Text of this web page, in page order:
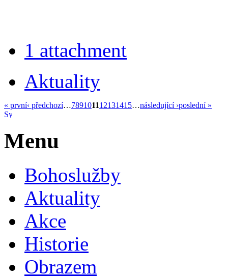
1 attachment
Aktuality
« první‹ předchozí…789101112131415…následující ›poslední »
Menu
Bohoslužby
Aktuality
Akce
Historie
Obrazem